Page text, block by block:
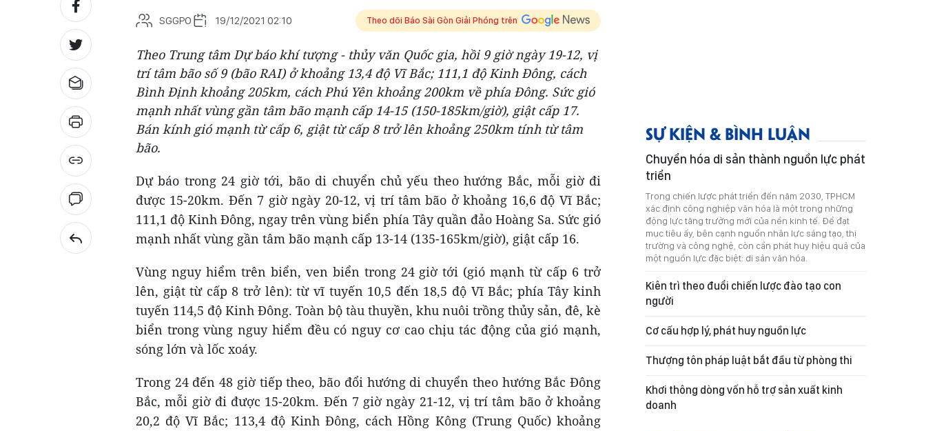
SGGPO 19/12/2021 02:10 Theo dõi Báo Sài Gòn Giải Phóng trên
Theo Trung tâm Dự báo khí tượng - thủy văn Quốc gia, hồi 9 giờ ngày 19-12, vị
trí tâm bão số 9 (bão RAI) ở khoảng 13,4 độ Vĩ Bắc; 111,1 độ Kinh Đông, cách
Bình Định khoảng 205km, cách Phú Yên khoảng 200km về phía Đông. Sức gió
mạnh nhất vùng gần tâm bão mạnh cấp 14-15 (150-185km/giờ), giật cấp 17.
Bán kính gió mạnh từ cấp 6, giật từ cấp 8 trở lên khoảng 250km tính từ tâm
bão.
Dự báo trong 24 giờ tới, bão di chuyển chủ yếu theo hướng Bắc, mỗi giờ đi
được 15-20km. Đến 7 giờ ngày 20-12, vị trí tâm bão ở khoảng 16,6 độ Vĩ Bắc;
111,1 độ Kinh Đông, ngay trên vùng biển phía Tây quần đảo Hoàng Sa. Sức gió
mạnh nhất vùng gần tâm bão mạnh cấp 13-14 (135-165km/giờ), giật cấp 16.
Vùng nguy hiểm trên biển, ven biển trong 24 giờ tới (gió mạnh từ cấp 6 trở
lên, giật từ cấp 8 trở lên): từ vĩ tuyến 10,5 đến 18,5 độ Vĩ Bắc; phía Tây kinh
tuyến 114,5 độ Kinh Đông. Toàn bộ tàu thuyền, khu nuôi trồng thủy sản, đê, kè
biển trong vùng nguy hiểm đều có nguy cơ cao chịu tác động của gió mạnh,
sóng lớn và lốc xoáy.
Trong 24 đến 48 giờ tiếp theo, bão đổi hướng di chuyển theo hướng Bắc Đông
Bắc, mỗi giờ đi được 15-20km. Đến 7 giờ ngày 21-12, vị trí tâm bão ở khoảng
20,2 độ Vĩ Bắc; 113,4 độ Kinh Đông, cách Hồng Kông (Trung Quốc) khoảng
SỰ KIỆN & BÌNH LUẬN
Chuyển hóa di sản thành nguồn lực phát
triển
Trong chiến lược phát triển đến năm 2030, TPHCM
xác định công nghiệp văn hóa là một trong những
động lực tăng trưởng mới của nền kinh tế. Để đạt
mục tiêu ấy, bên cạnh nguồn nhân lực sáng tạo, thị
trường và công nghệ, còn cần phát huy hiệu quả của
một nguồn lực đặc biệt: di sản văn hóa.
Kiên trì theo đuổi chiến lược đào tạo con
người
Cơ cấu hợp lý, phát huy nguồn lực
Thượng tôn pháp luật bắt đầu từ phòng thi
Khơi thông dòng vốn hỗ trợ sản xuất kinh
doanh